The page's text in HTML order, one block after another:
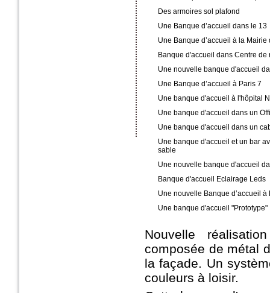
Des armoires sol plafond
Une Banque d’accueil dans le 13
Une Banque d’accueil à la
Banque d'accueil dans Centre de
Une nouvelle banque d'accueil
Une Banque d’accueil à Paris 7
Une banque d'accueil à l'hôpital
Une banque d'accueil dans un
Une banque d'accueil dans un
Une banque d'accueil et un bar
sable
Une nouvelle banque d'accueil
Banque d'accueil Eclairage Leds
Une nouvelle Banque d’accueil à
Une banque d'accueil "Prototype"
Nouvelle
composée de métal
la façade. Un
couleurs à loisir.